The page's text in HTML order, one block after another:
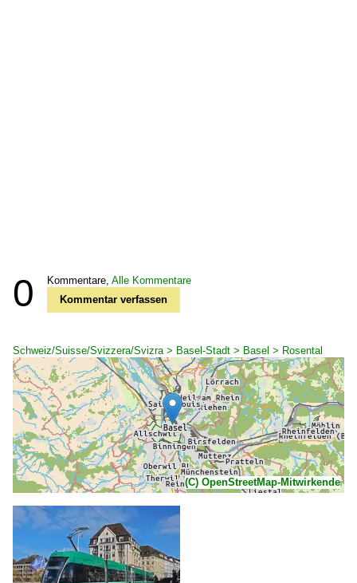
0 Kommentare, Alle Kommentare
Kommentar verfassen
Schweiz/Suisse/Svizzera/Svizra > Basel-Stadt > Basel > Rosental
(C) OpenStreetMap-Mitwirkende